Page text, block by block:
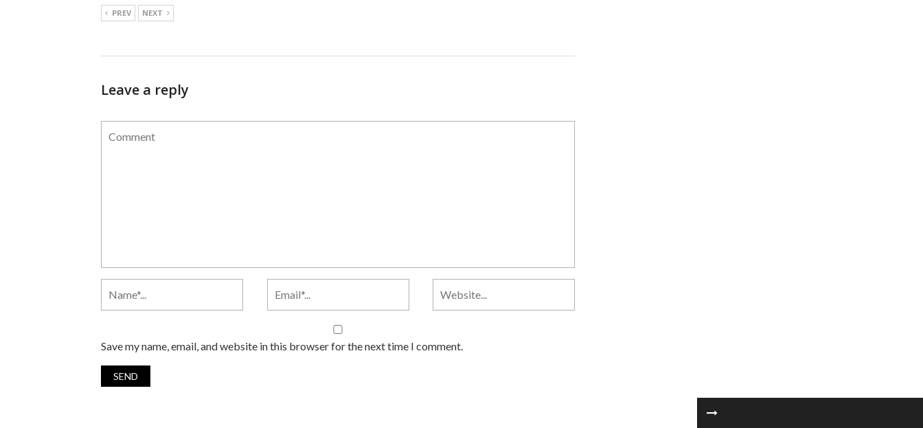
PREV NEXT
Leave a reply
Save my name, email, and website in this browser for the next time I comment.